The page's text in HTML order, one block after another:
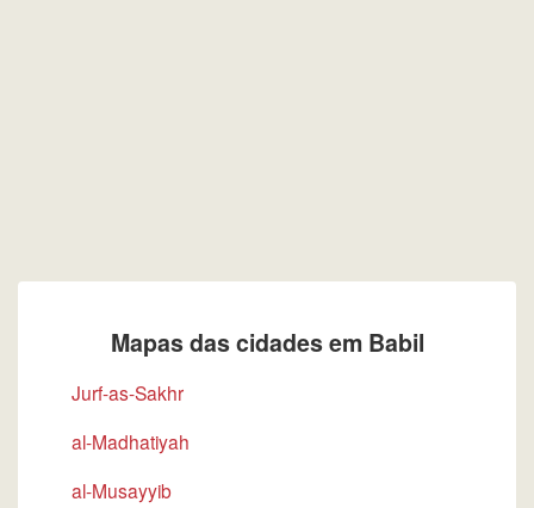
Mapas das cidades em Babil
Jurf-as-Sakhr
al-Madhatiyah
al-Musayyib